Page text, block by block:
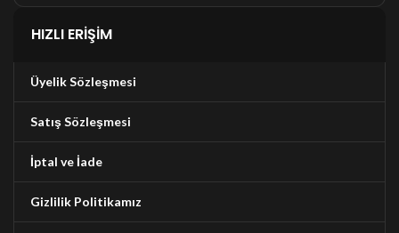
HIZLI ERIŞIM
Üyelik Sözleşmesi
Satış Sözleşmesi
İptal ve İade
Gizlilik Politikamız